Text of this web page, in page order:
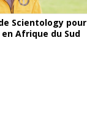
Scientology pour
Afrique du Sud